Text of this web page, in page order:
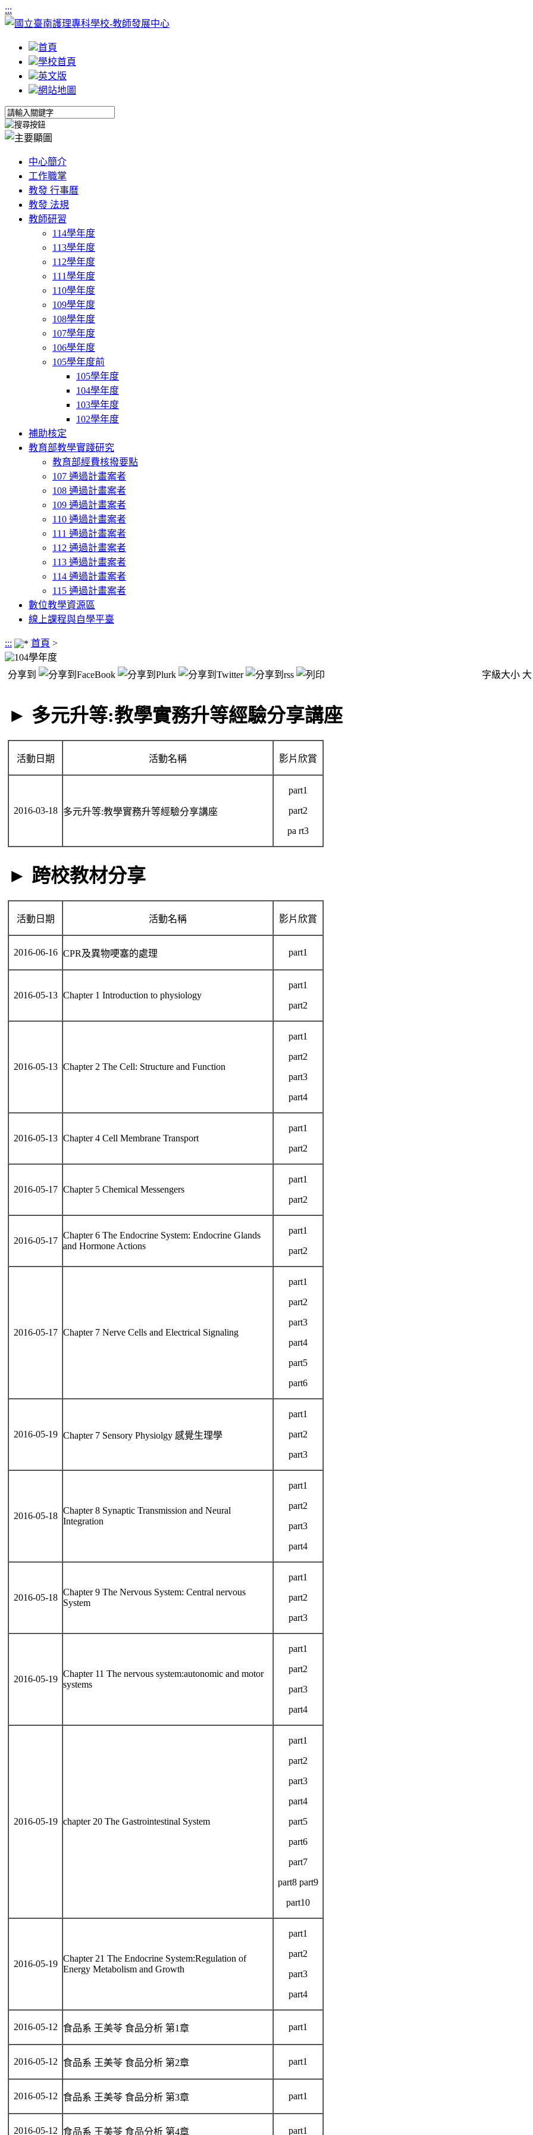
:::
首頁
學校首頁
英文版
網站地圖
中心簡介
工作職掌
教發 行事曆
教發 法規
教師研習
114學年度
113學年度
112學年度
111學年度
110學年度
109學年度
108學年度
107學年度
106學年度
105學年度前
105學年度
104學年度
103學年度
102學年度
補助核定
教育部教學實踐研究
教育部經費核撥要點
107 通過計畫案者
108 通過計畫案者
109 通過計畫案者
110 通過計畫案者
111 通過計畫案者
112 通過計畫案者
113 通過計畫案者
114 通過計畫案者
115 通過計畫案者
數位教學資源區
線上課程與自學平臺
::: 首頁 >
104學年度
分享到
字級大小 大
► 多元升等:教學實務升等經驗分享講座
活動日期 活動名稱 影片欣賞
2016-03-18 多元升等:教學實務升等經驗分享講座
part1
part2
pa rt3
► 跨校教材分享
活動日期 活動名稱 影片欣賞
2016-06-16 CPR及異物哽塞的處理 part1
2016-05-13 Chapter 1 Introduction to physiology
part1
part2
2016-05-13 Chapter 2 The Cell: Structure and Function
part1
part2
part3
part4
2016-05-13 Chapter 4 Cell Membrane Transport
part1
part2
2016-05-17 Chapter 5 Chemical Messengers
part1
part2
2016-05-17
Chapter 6 The Endocrine System: Endocrine Glands
and Hormone Actions
part1
part2
2016-05-17 Chapter 7 Nerve Cells and Electrical Signaling
part1
part2
part3
part4
part5
part6
2016-05-19 Chapter 7 Sensory Physiolgy 感覺生理學
part1
part2
part3
2016-05-18
Chapter 8 Synaptic Transmission and Neural
Integration
part1
part2
part3
part4
2016-05-18
Chapter 9 The Nervous System: Central nervous
System
part1
part2
part3
2016-05-19
Chapter 11 The nervous system:autonomic and motor
systems
part1
part2
part3
part4
2016-05-19 chapter 20 The Gastrointestinal System
part1
part2
part3
part4
part5
part6
part7
part8 part9
part10
2016-05-19
Chapter 21 The Endocrine System:Regulation of
Energy Metabolism and Growth
part1
part2
part3
part4
2016-05-12 食品系 王美苓 食品分析 第1章 part1
2016-05-12 食品系 王美苓 食品分析 第2章 part1
2016-05-12 食品系 王美苓 食品分析 第3章 part1
2016-05-12 食品系 王美苓 食品分析 第4章 part1